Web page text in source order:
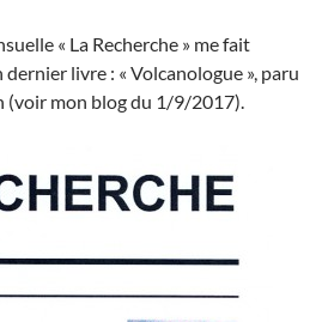
« La Recherche » me fait
dernier livre : « Volcanologue », paru
(voir mon blog du 1/9/2017).